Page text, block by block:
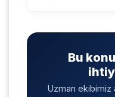
Bu
Uzman ekibimiz